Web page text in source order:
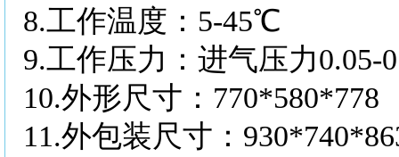
8.工作温度： 5-45℃
9.工作压力：进气压力0.05-
10.外形尺寸： 770*580*778
11.外包装尺寸：